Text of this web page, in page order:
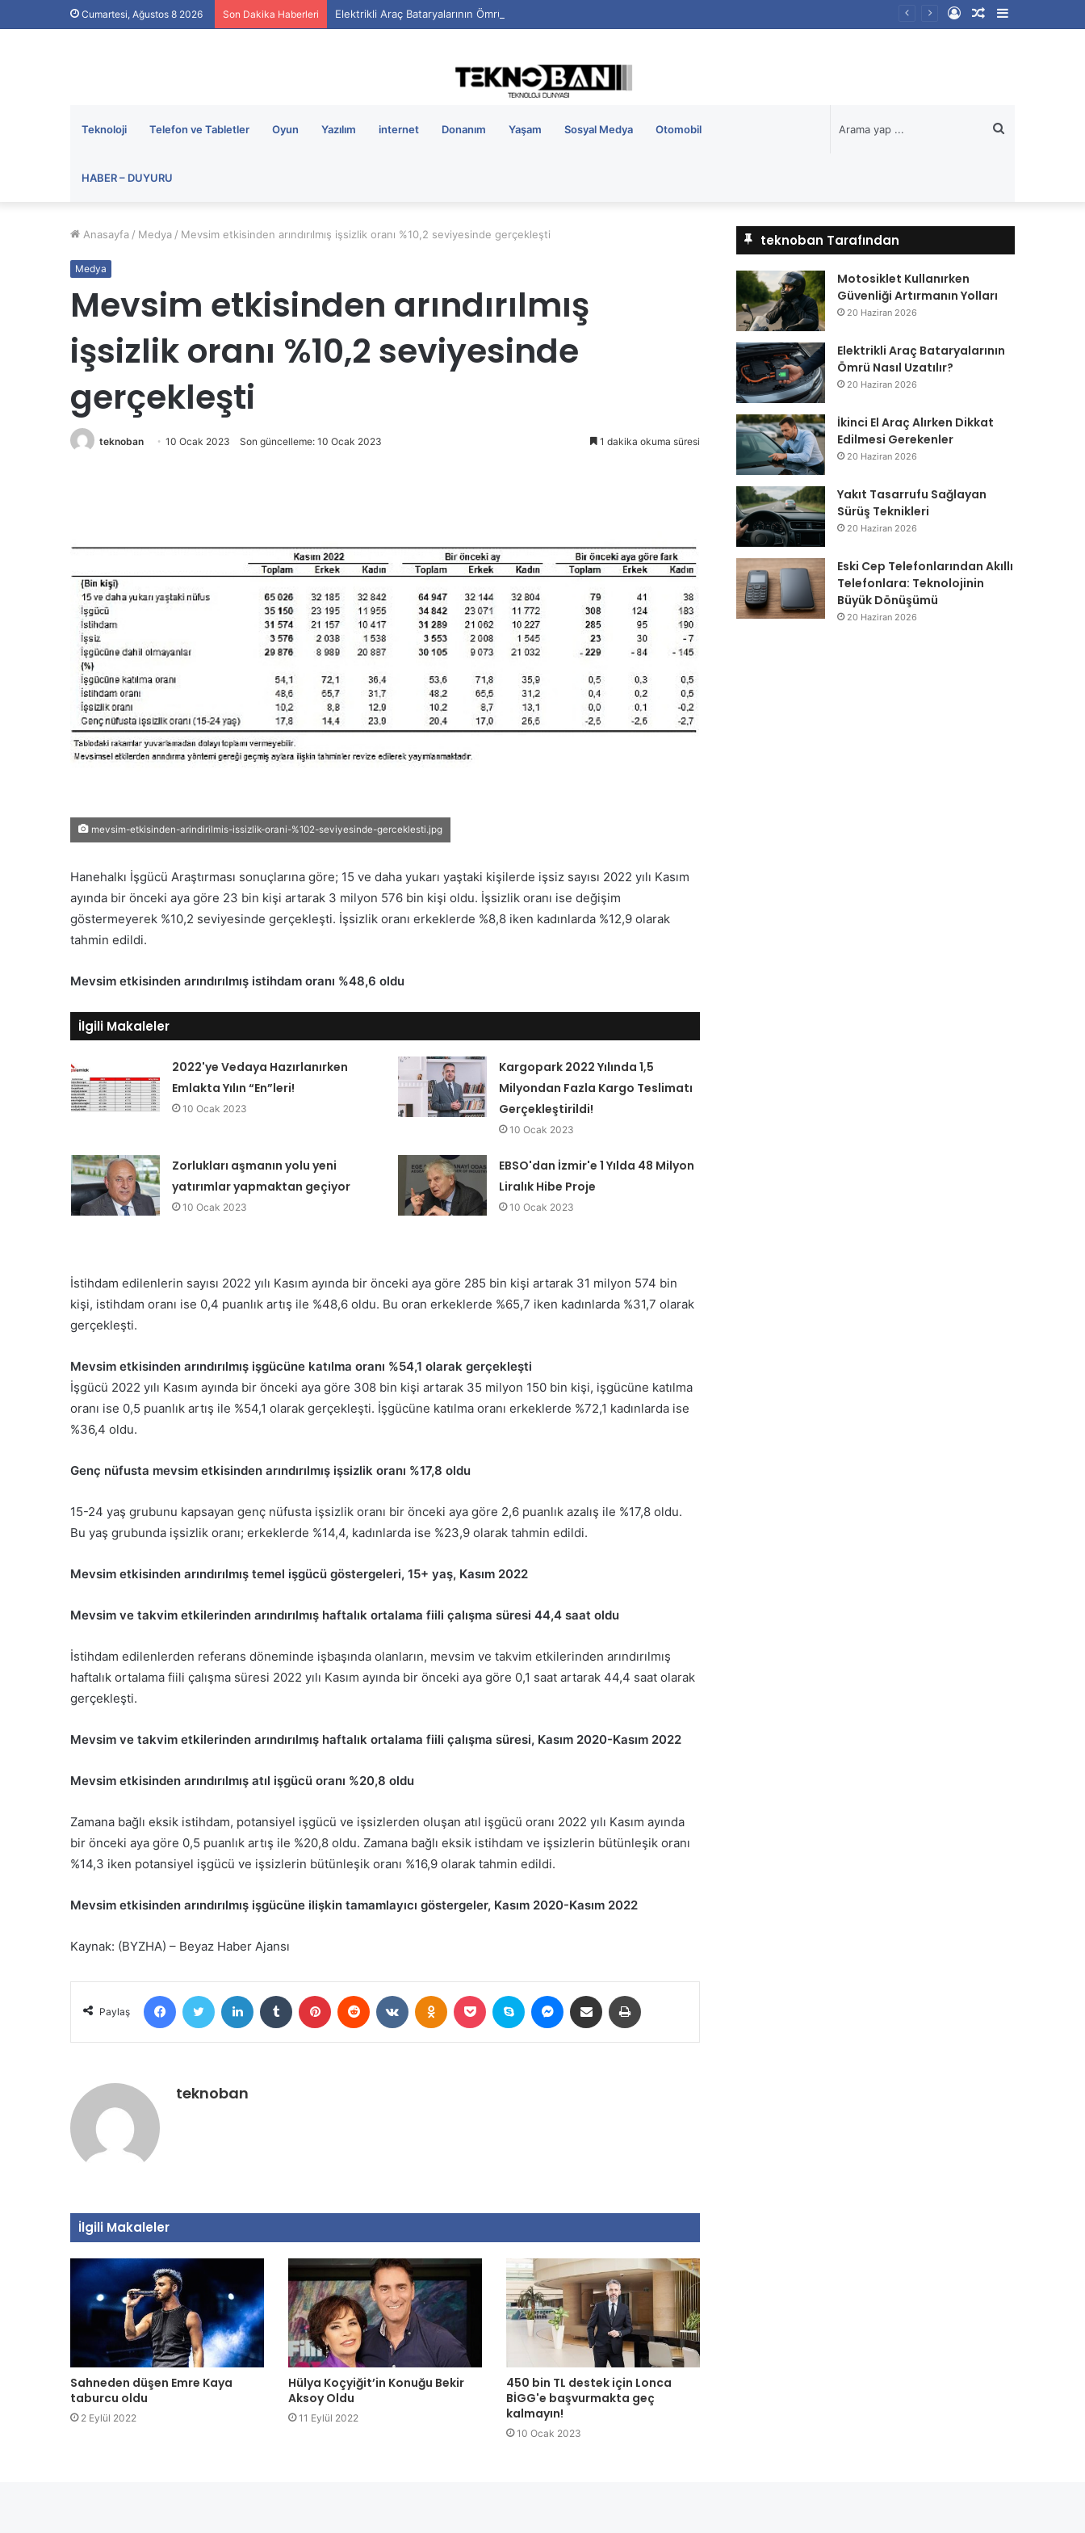
Cumartesi, Ağustos 8 2026 Son Dakika Haberleri Elektrikli Araç Bataryalarının Ömrü Nasıl Uzatılır?
Kenar
Rastgele
Kayıt
Teknoloji Telefon ve Tabletler Oyun Yazılım internet Donanım Yaşam Sosyal Medya Otomobil
HABER – DUYURU
...
Anasayfa / Medya / Mevsim etkisinden arındırılmış işsizlik oranı %10,2 seviyesinde gerçekleşti
Medya
Mevsim etkisinden arındırılmış
işsizlik oranı %10,2 seviyesinde
gerçekleşti
teknoban 10 Ocak 2023 Son güncelleme: 10 Ocak 2023 1 dakika okuma süresi
mevsim-etkisinden-arindirilmis-issizlik-orani-%102-seviyesinde-gerceklesti.jpg
Hanehalkı İşgücü Araştırması sonuçlarına göre; 15 ve daha yukarı yaştaki kişilerde işsiz sayısı 2022 yılı Kasım
ayında bir önceki aya göre 23 bin kişi artarak 3 milyon 576 bin kişi oldu. İşsizlik oranı ise değişim
göstermeyerek %10,2 seviyesinde gerçekleşti. İşsizlik oranı erkeklerde %8,8 iken kadınlarda %12,9 olarak
tahmin edildi.
Mevsim etkisinden arındırılmış istihdam oranı %48,6 oldu
İlgili Makaleler
2022'ye Vedaya Hazırlanırken
Emlakta Yılın “En”leri!
10 Ocak 2023
Kargopark 2022 Yılında 1,5
Milyondan Fazla Kargo Teslimatı
Gerçekleştirildi!
10 Ocak 2023
Zorlukları aşmanın yolu yeni
yatırımlar yapmaktan geçiyor
10 Ocak 2023
EBSO'dan İzmir'e 1 Yılda 48 Milyon
Liralık Hibe Proje
10 Ocak 2023
İstihdam edilenlerin sayısı 2022 yılı Kasım ayında bir önceki aya göre 285 bin kişi artarak 31 milyon 574 bin
kişi, istihdam oranı ise 0,4 puanlık artış ile %48,6 oldu. Bu oran erkeklerde %65,7 iken kadınlarda %31,7 olarak
gerçekleşti.
Mevsim etkisinden arındırılmış işgücüne katılma oranı %54,1 olarak gerçekleşti
İşgücü 2022 yılı Kasım ayında bir önceki aya göre 308 bin kişi artarak 35 milyon 150 bin kişi, işgücüne katılma
oranı ise 0,5 puanlık artış ile %54,1 olarak gerçekleşti. İşgücüne katılma oranı erkeklerde %72,1 kadınlarda ise
%36,4 oldu.
Genç nüfusta mevsim etkisinden arındırılmış işsizlik oranı %17,8 oldu
15-24 yaş grubunu kapsayan genç nüfusta işsizlik oranı bir önceki aya göre 2,6 puanlık azalış ile %17,8 oldu.
Bu yaş grubunda işsizlik oranı; erkeklerde %14,4, kadınlarda ise %23,9 olarak tahmin edildi.
Mevsim etkisinden arındırılmış temel işgücü göstergeleri, 15+ yaş, Kasım 2022
Mevsim ve takvim etkilerinden arındırılmış haftalık ortalama fiili çalışma süresi 44,4 saat oldu
İstihdam edilenlerden referans döneminde işbaşında olanların, mevsim ve takvim etkilerinden arındırılmış
haftalık ortalama fiili çalışma süresi 2022 yılı Kasım ayında bir önceki aya göre 0,1 saat artarak 44,4 saat olarak
gerçekleşti.
Mevsim ve takvim etkilerinden arındırılmış haftalık ortalama fiili çalışma süresi, Kasım 2020-Kasım 2022
Mevsim etkisinden arındırılmış atıl işgücü oranı %20,8 oldu
Zamana bağlı eksik istihdam, potansiyel işgücü ve işsizlerden oluşan atıl işgücü oranı 2022 yılı Kasım ayında
bir önceki aya göre 0,5 puanlık artış ile %20,8 oldu. Zamana bağlı eksik istihdam ve işsizlerin bütünleşik oranı
%14,3 iken potansiyel işgücü ve işsizlerin bütünleşik oranı %16,9 olarak tahmin edildi.
Mevsim etkisinden arındırılmış işgücüne ilişkin tamamlayıcı göstergeler, Kasım 2020-Kasım 2022
Kaynak: (BYZHA) – Beyaz Haber Ajansı
Paylaş
FacebookTwitter LinkedIn Tumblr Pinterest Reddit VKontakteOdnoklassniki
Pocket Skype MessengerE-Posta ile paylaş
teknoban
İlgili Makaleler
Sahneden düşen Emre Kaya
taburcu oldu
2 Eylül 2022
Hülya Koçyiğit’in Konuğu Bekir
Aksoy Oldu
11 Eylül 2022
450 bin TL destek için Lonca
BİGG'e başvurmakta geç
kalmayın!
10 Ocak 2023
teknoban Tarafından
Motosiklet Kullanırken
Güvenliği Artırmanın Yolları
20 Haziran 2026
Elektrikli Araç Bataryalarının
Ömrü Nasıl Uzatılır?
20 Haziran 2026
İkinci El Araç Alırken Dikkat
Edilmesi Gerekenler
20 Haziran 2026
Yakıt Tasarrufu Sağlayan
Sürüş Teknikleri
20 Haziran 2026
Eski Cep Telefonlarından Akıllı
Telefonlara: Teknolojinin
Büyük Dönüşümü
20 Haziran 2026